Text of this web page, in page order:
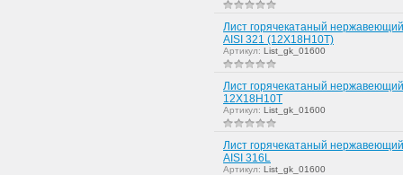
Лист горячекатаный
AISI 321 (12Х18Н10Т)
Артикул: List_gk_01600
Лист горячекатаный
12Х18Н10Т
Артикул: List_gk_01600
Лист горячекатаный
AISI 316L
Артикул: List_gk_01600